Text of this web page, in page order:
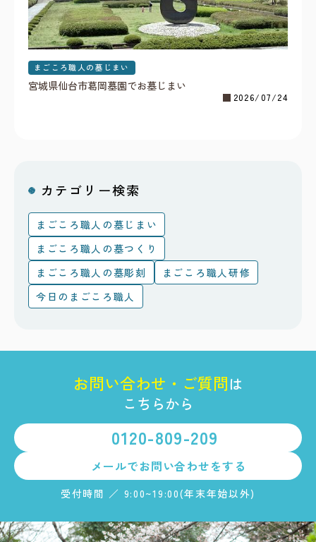
まごころ職人の墓じまい
2026/07/24
宮城県仙台市葛岡墓園でお墓じまい
カテゴリー検索
まごころ職人の墓じまい
まごころ職人の墓つくり
まごころ職人の墓彫刻
まごころ職人研修
今日のまごころ職人
お問い合わせ ・ ご質問は
こちらから
0120-809-209
メールでお問い合わせをする
受付時間 ／ 9:00~19:00(年末年始以外)